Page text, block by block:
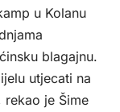
u Kolanu
blagajnu.
utjecati na
rekao je Šime